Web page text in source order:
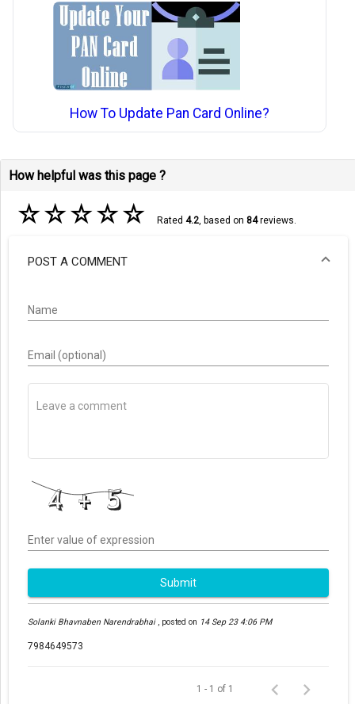
How To Update Pan Card Online?
How helpful was this page ?
☆☆☆☆☆ Rated 4.2, based on 84reviews.
POST A COMMENT
Name
Email (optional)
Enter value of expression
Submit
Solanki Bhavnaben Narendrabhai , posted on 14 Sep 23 4:06 PM
7984649573
1 - 1 of 1